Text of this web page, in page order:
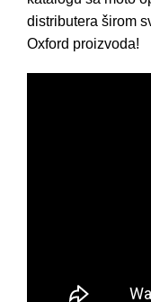
distributera širom
Oxford proizvoda!